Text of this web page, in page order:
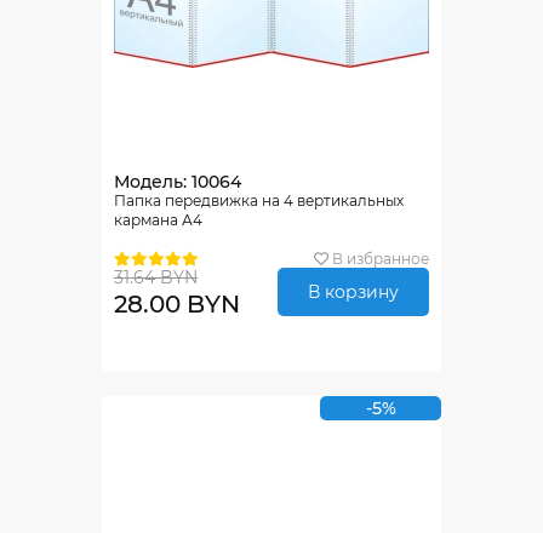
Модель: 10064
Папка передвижка на 4 вертикальных
кармана А4
В избранное
31.64 BYN
28.00 BYN В корзину
-5%